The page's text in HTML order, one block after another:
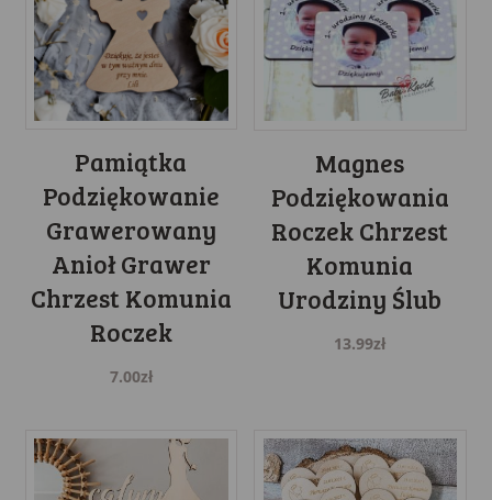
Pamiątka
Podziękowanie
Grawerowany
Anioł Grawer
Chrzest Komunia
Roczek
7.00zł
Magnes
Podziękowania
Roczek Chrzest
Komunia
Urodziny Ślub
13.99zł